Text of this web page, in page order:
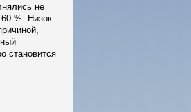
не
%. Низок
становится